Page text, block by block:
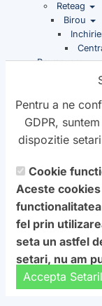
Reteag
Birou
Promovare
Copyright ©
Textele si
catre
Pentru a ne
GDPR,
dispozitie
schimbati
dispozitie un
caz, va
adevar
si nu pot fi
aceasta:
Pentru a ne
Cookie
Aceste
fel prin
seta un astfel
setari, nu am
afisa acest
Accepta